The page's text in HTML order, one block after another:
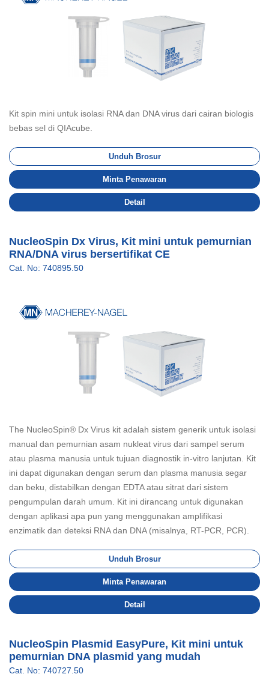
Kit spin mini untuk isolasi RNA dan DNA virus dari cairan biologis
bebas sel di QIAcube.
Unduh Brosur
Minta Penawaran
Detail
NucleoSpin Dx Virus, Kit mini untuk pemurnian
RNA/DNA virus bersertifikat CE
Cat. No: 740895.50
The NucleoSpin® Dx Virus kit adalah sistem generik untuk isolasi
manual dan pemurnian asam nukleat virus dari sampel serum
atau plasma manusia untuk tujuan diagnostik in-vitro lanjutan. Kit
ini dapat digunakan dengan serum dan plasma manusia segar
dan beku, distabilkan dengan EDTA atau sitrat dari sistem
pengumpulan darah umum. Kit ini dirancang untuk digunakan
dengan aplikasi apa pun yang menggunakan amplifikasi
enzimatik dan deteksi RNA dan DNA (misalnya, RT-PCR, PCR).
Unduh Brosur
Minta Penawaran
Detail
NucleoSpin Plasmid EasyPure, Kit mini untuk
pemurnian DNA plasmid yang mudah
Cat. No: 740727.50